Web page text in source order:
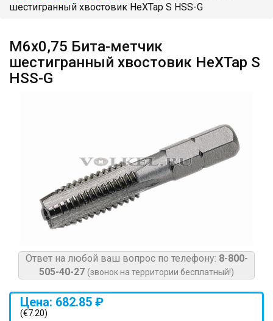
шестигранный хвостовик HeХTap S HSS-G
М6х0,75 Бита-метчик
шестигранный хвостовик HeХTap S
HSS-G
Ответ на любой ваш вопрос по телефону: 8-800-
505-40-27 (звонок на территории бесплатный!)
Цена: 682.85 ₽
(€7.20)